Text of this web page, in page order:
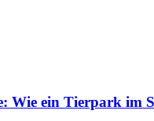
Wie ein Tierpark